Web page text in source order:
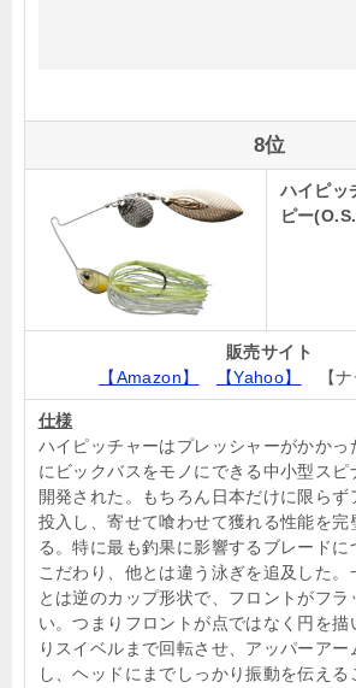
8位
ハイピ
ピー
販売サイト
【Amazon】
【Yahoo】 【ナ
仕様
ハイピッチャーはプレッシャーがかかっ
にビックバスをモノにできる中小型スピ
開発された。もちろん日本だけに限らず
投入し、寄せて喰わせて獲れる性能を完
る。特に最も釣果に影響するブレードに
こだわり、他とは違う泳ぎを追及した。
とは逆のカップ形状で、フロントがフラ
い。つまりフロントが点ではなく円を描
りスイベルまで回転させ、アッパーアー
し、ヘッドにまでしっかり振動を伝える